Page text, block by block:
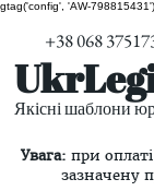
gtag('config', 'AW-
+38 068
Якісні шаблони
Увага: при
зазначену